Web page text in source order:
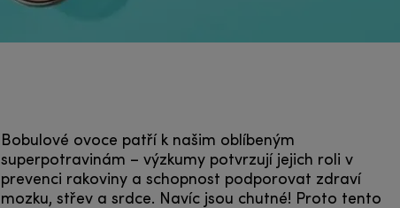
Bobulové ovoce patří k našim oblíbeným
superpotravinám – výzkumy potvrzují jejich roli v
prevenci rakoviny a schopnost podporovat zdraví
mozku, střev a srdce. Navíc jsou chutné! Proto tento